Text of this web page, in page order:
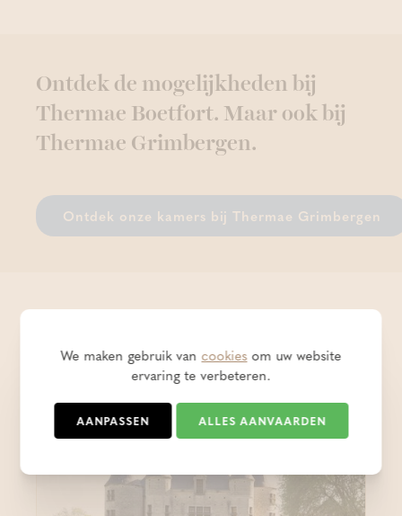
Ontdek de mogelijkheden bij
Thermae Boetfort. Maar ook bij
Thermae Grimbergen.
Ontdek onze kamers bij Thermae Grimbergen
gezellige kamers
We maken gebruik vancookiesom uw website
ervaring te verbeteren.
AANPASSEN ALLES AANVAARDEN